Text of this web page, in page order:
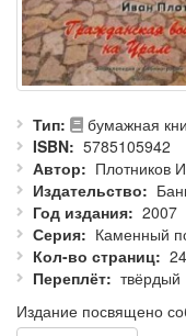
Тип
бумажная
ISBN
5785105942
Автор
Плотников
Издательство
Год издания
2007
Серия
Каменный
Кол-во страниц
Переплёт
твёрдый
Издание посвящено